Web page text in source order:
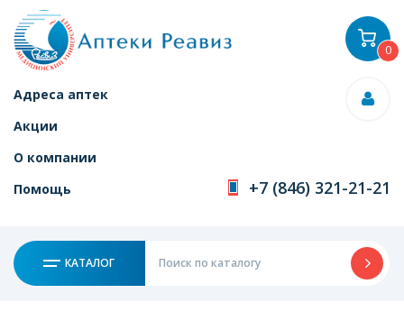
Адреса аптек
Акции
О компании
Помощь
+7 (846) 321-21-21
КАТАЛОГ
0